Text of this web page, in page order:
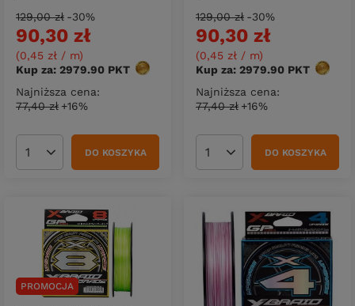
90,30 zł
(0,45 zł / m)
Kup za: 2979.90 PKT punktów
Najniższa cena:
77,40 zł +16%
129,00 zł -30%
Ilość produktówDO KOSZYKA
90,30 zł
(0,45 zł / m)
Kup za: 2979.90 PKT
Najniższa cena:
77,40 zł +16%
129,00 zł -30%
Ilość produktówDO KOSZYKA
PROMOCJA